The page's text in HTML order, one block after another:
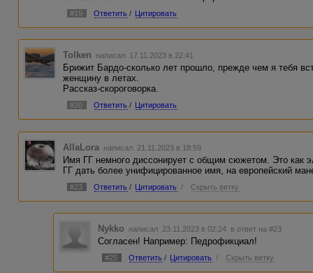
#19 Ответить / Цитировать
Tolken написал 17.11.2023 в 22:41
Брижит Бардо-сколько лет прошло, прежде чем я тебя
женщину в летах.
Рассказ-скороговорка.
#20 Ответить / Цитировать
AllaLora написал 21.11.2023 в 18:59
Имя ГГ немного диссонирует с общим сюжетом. Это как
ГГ дать более унифицированное имя, на европейский
#23 Ответить / Цитировать / Скрыть ветку
Nykko написал 23.11.2023 в 02:24 в ответ на #23
Согласен! Например: Педрофикциал!
#25 Ответить / Цитировать / Скрыть ветку